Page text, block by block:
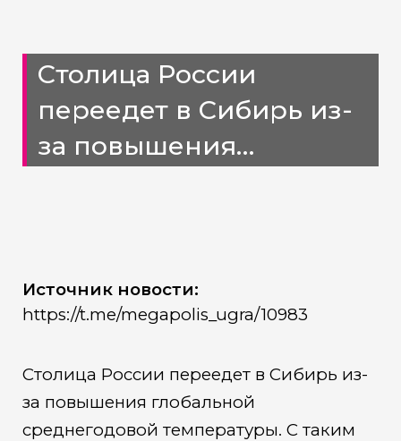
Столица России
переедет в Сибирь из-
за повышения
Источник новости:
https://t.me/megapolis_ugra/10983
Столица России переедет в Сибирь из-
за повышения глобальной
среднегодовой температуры. С таким